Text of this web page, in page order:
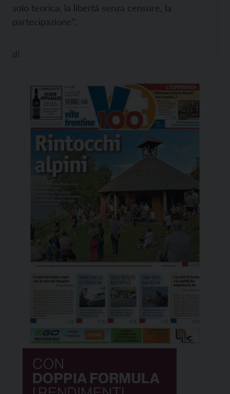
solo teorica, la libertà senza censure, la
partecipazione”.
di